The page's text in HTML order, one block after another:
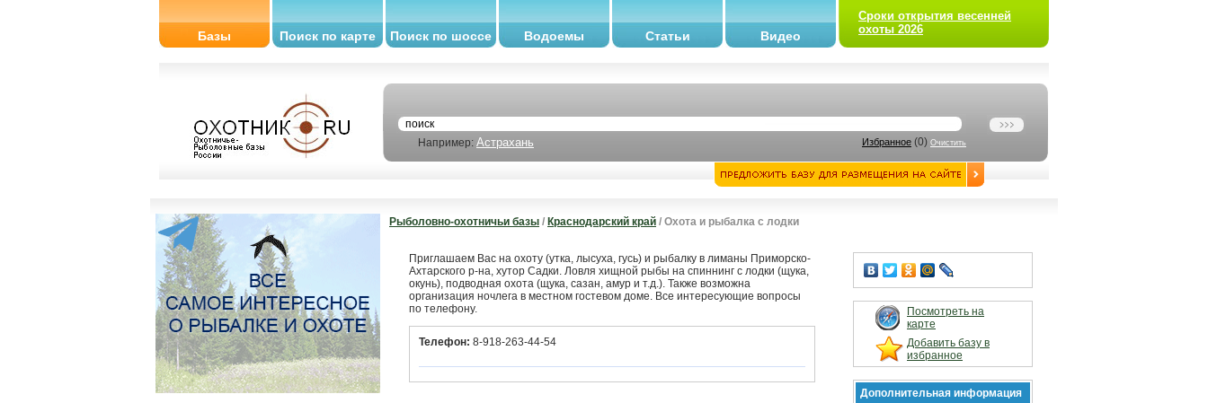
Базы Поиск по карте Поиск по шоссе Водоемы Статьи Видео
Сроки открытия весенней
охоты 2026
Например: Астрахань Избранное (0) Очистить
Рыболовно-охотничьи базы / Краснодарский край / Охота и рыбалка с лодки
Приглашаем Вас на охоту (утка, лысуха, гусь) и рыбалку в лиманы Приморско-
Ахтарского р-на, хутор Садки. Ловля хищной рыбы на спиннинг с лодки (щука,
окунь), подводная охота (щука, сазан, амур и т.д.). Также возможна
организация ночлега в местном гостевом доме. Все интересующие вопросы
по телефону.
Телефон: 8-918-263-44-54
Посмотреть на
карте
Добавить базу в
избранное
Дополнительная информация